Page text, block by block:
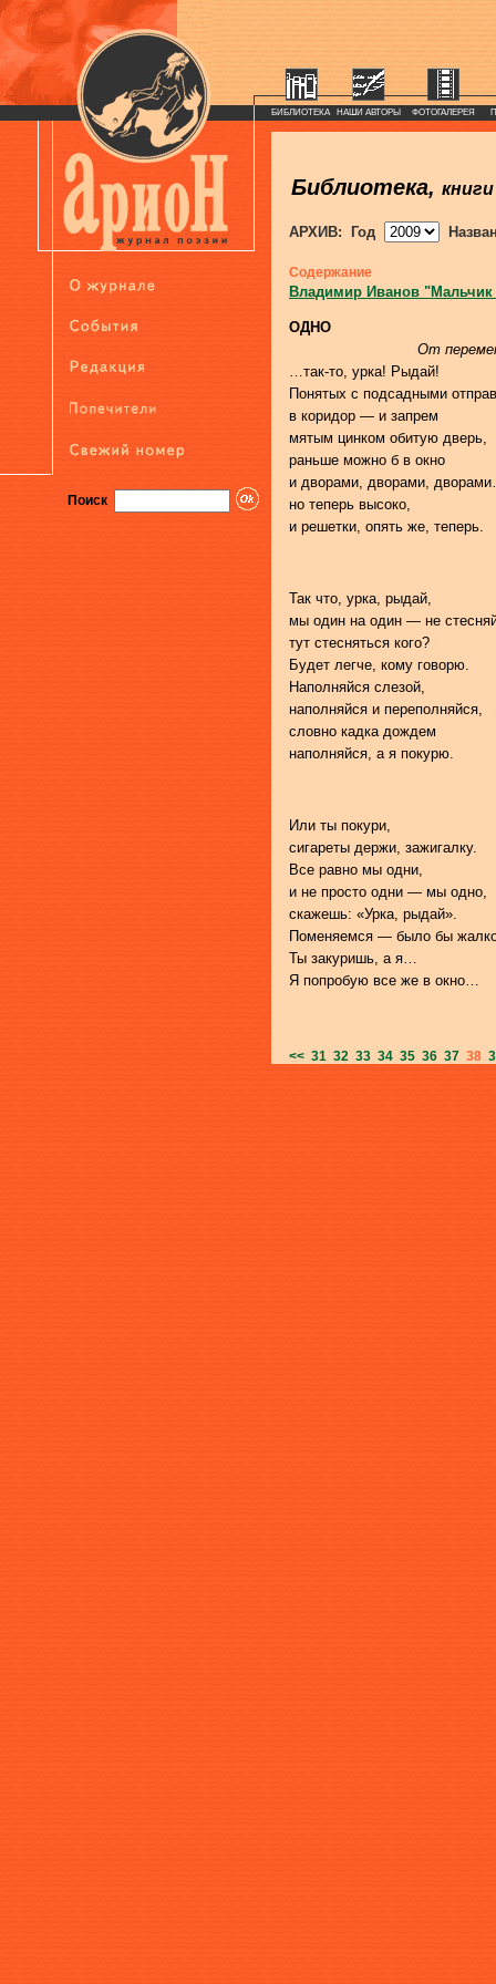
Поиск
БИБЛИОТЕКА НАШИ АВТОРЫ ФОТОГАЛЕРЕЯ
Библиотека, книги
АРХИВ: Год
Содержание
Владимир Иванов
ОДНО
От
…так-то, урка! Рыдай!
Понятых с подсадными
в коридор — и запрем
мятым цинком обитую дверь,
раньше можно б в окно
и дворами, дворами,
но теперь высоко,
и решетки, опять же, теперь.
Так что, урка, рыдай,
мы один на один — не
тут стесняться кого?
Будет легче, кому говорю.
Наполняйся слезой,
наполняйся и переполняйся,
словно кадка дождем
наполняйся, а я покурю.
Или ты покури,
сигареты держи, зажигалку.
Все равно мы одни,
и не просто одни — мы одно,
скажешь: «Урка, рыдай».
Поменяемся — было бы
Ты закуришь, а я…
Я попробую все же в окно…
<< 31 32 33 34 35 36 37 38